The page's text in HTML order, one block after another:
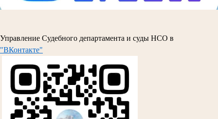
Управление Судебного департамента и суды НСО в
"ВКонтакте"